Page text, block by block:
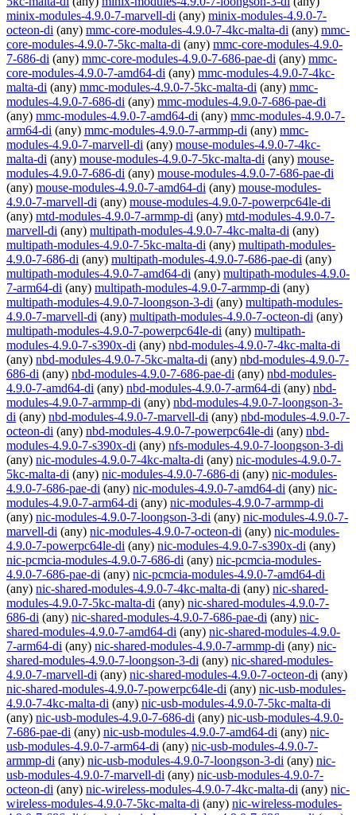
minix-modules-4.9.0-7-marvell-di (any) minix-modules-4.9.0-7-
octeon-di (any) mmc-core-modules-4.9.0-7-4kc-malta-di (any) mmc-
core-modules-4.9.0-7-5kc-malta-di (any) mmc-core-modules-4.9.0-
7-686-di (any) mmc-core-modules-4.9.0-7-686-pae-di (any) mmc-
core-modules-4.9.0-7-amd64-di (any) mmc-modules-4.9.0-7-4kc-
malta-di (any) mmc-modules-4.9.0-7-5kc-malta-di (any) mmc-
modules-4.9.0-7-686-di (any) mmc-modules-4.9.0-7-686-pae-di
(any) mmc-modules-4.9.0-7-amd64-di (any) mmc-modules-4.9.0-7-
arm64-di (any) mmc-modules-4.9.0-7-armmp-di (any) mmc-
modules-4.9.0-7-marvell-di (any) mouse-modules-4.9.0-7-4kc-
malta-di (any) mouse-modules-4.9.0-7-5kc-malta-di (any) mouse-
modules-4.9.0-7-686-di (any) mouse-modules-4.9.0-7-686-pae-di
(any) mouse-modules-4.9.0-7-amd64-di (any) mouse-modules-
4.9.0-7-marvell-di (any) mouse-modules-4.9.0-7-powerpc64le-di
(any) mtd-modules-4.9.0-7-armmp-di (any) mtd-modules-4.9.0-7-
marvell-di (any) multipath-modules-4.9.0-7-4kc-malta-di (any)
multipath-modules-4.9.0-7-5kc-malta-di (any) multipath-modules-
4.9.0-7-686-di (any) multipath-modules-4.9.0-7-686-pae-di (any)
multipath-modules-4.9.0-7-amd64-di (any) multipath-modules-4.9.0-
7-arm64-di (any) multipath-modules-4.9.0-7-armmp-di (any)
multipath-modules-4.9.0-7-loongson-3-di (any) multipath-modules-
4.9.0-7-marvell-di (any) multipath-modules-4.9.0-7-octeon-di (any)
multipath-modules-4.9.0-7-powerpc64le-di (any) multipath-
modules-4.9.0-7-s390x-di (any) nbd-modules-4.9.0-7-4kc-malta-di
(any) nbd-modules-4.9.0-7-5kc-malta-di (any) nbd-modules-4.9.0-7-
686-di (any) nbd-modules-4.9.0-7-686-pae-di (any) nbd-modules-
4.9.0-7-amd64-di (any) nbd-modules-4.9.0-7-arm64-di (any) nbd-
modules-4.9.0-7-armmp-di (any) nbd-modules-4.9.0-7-loongson-3-
di (any) nbd-modules-4.9.0-7-marvell-di (any) nbd-modules-4.9.0-7-
octeon-di (any) nbd-modules-4.9.0-7-powerpc64le-di (any) nbd-
modules-4.9.0-7-s390x-di (any) nfs-modules-4.9.0-7-loongson-3-di
(any) nic-modules-4.9.0-7-4kc-malta-di (any) nic-modules-4.9.0-7-
5kc-malta-di (any) nic-modules-4.9.0-7-686-di (any) nic-modules-
4.9.0-7-686-pae-di (any) nic-modules-4.9.0-7-amd64-di (any) nic-
modules-4.9.0-7-arm64-di (any) nic-modules-4.9.0-7-armmp-di
(any) nic-modules-4.9.0-7-loongson-3-di (any) nic-modules-4.9.0-7-
marvell-di (any) nic-modules-4.9.0-7-octeon-di (any) nic-modules-
4.9.0-7-powerpc64le-di (any) nic-modules-4.9.0-7-s390x-di (any)
nic-pcmcia-modules-4.9.0-7-686-di (any) nic-pcmcia-modules-
4.9.0-7-686-pae-di (any) nic-pcmcia-modules-4.9.0-7-amd64-di
(any) nic-shared-modules-4.9.0-7-4kc-malta-di (any) nic-shared-
modules-4.9.0-7-5kc-malta-di (any) nic-shared-modules-4.9.0-7-
686-di (any) nic-shared-modules-4.9.0-7-686-pae-di (any) nic-
shared-modules-4.9.0-7-amd64-di (any) nic-shared-modules-4.9.0-
7-arm64-di (any) nic-shared-modules-4.9.0-7-armmp-di (any) nic-
shared-modules-4.9.0-7-loongson-3-di (any) nic-shared-modules-
4.9.0-7-marvell-di (any) nic-shared-modules-4.9.0-7-octeon-di (any)
nic-shared-modules-4.9.0-7-powerpc64le-di (any) nic-usb-modules-
4.9.0-7-4kc-malta-di (any) nic-usb-modules-4.9.0-7-5kc-malta-di
(any) nic-usb-modules-4.9.0-7-686-di (any) nic-usb-modules-4.9.0-
7-686-pae-di (any) nic-usb-modules-4.9.0-7-amd64-di (any) nic-
usb-modules-4.9.0-7-arm64-di (any) nic-usb-modules-4.9.0-7-
armmp-di (any) nic-usb-modules-4.9.0-7-loongson-3-di (any) nic-
usb-modules-4.9.0-7-marvell-di (any) nic-usb-modules-4.9.0-7-
octeon-di (any) nic-wireless-modules-4.9.0-7-4kc-malta-di (any) nic-
wireless-modules-4.9.0-7-5kc-malta-di (any) nic-wireless-modules-